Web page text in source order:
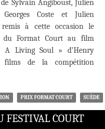
Sylvain Angiboust, Julien
Georges Coste et Julien
remis à cette occasion le
du Format Court au film
A Living Soul » d’Henry
films de la compétition
PRIX FORMAT COURT SUÈDE
FESTIVAL COURT